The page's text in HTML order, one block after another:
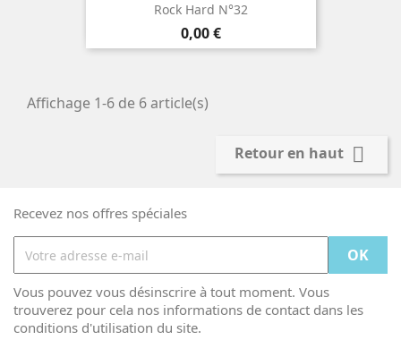
Rock Hard N°32
Prix
0,00 €
Affichage 1-6 de 6 article(s)
Retour en haut 
Recevez nos offres spéciales
Vous pouvez vous désinscrire à tout moment. Vous
trouverez pour cela nos informations de contact dans les
conditions d'utilisation du site.